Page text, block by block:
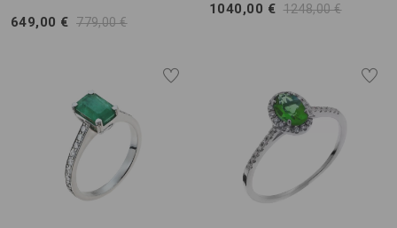
649,00 € 779,00 €
1040,00 € 1248,00 €